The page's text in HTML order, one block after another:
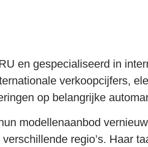
en gespecialiseerd in
verkoopcijfers,
op belangrijke
modellenaanbod
regio’s. Haar